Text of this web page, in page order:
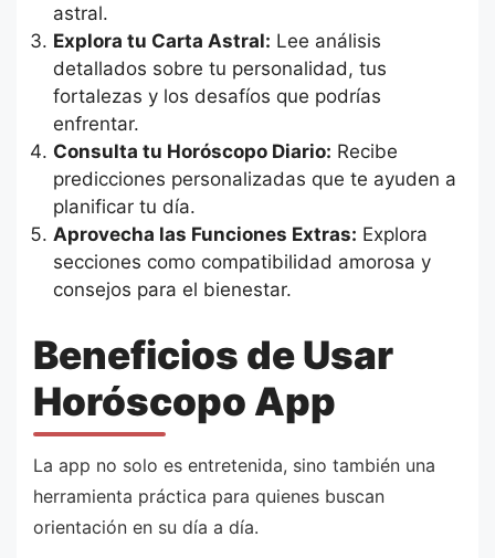
astral.
Explora tu Carta Astral: Lee análisis
detallados sobre tu personalidad, tus
fortalezas y los desafíos que podrías
enfrentar.
Consulta tu Horóscopo Diario: Recibe
predicciones personalizadas que te ayuden a
planificar tu día.
Aprovecha las Funciones Extras: Explora
secciones como compatibilidad amorosa y
consejos para el bienestar.
Beneficios de Usar
Horóscopo App
La app no solo es entretenida, sino también una
herramienta práctica para quienes buscan
orientación en su día a día.